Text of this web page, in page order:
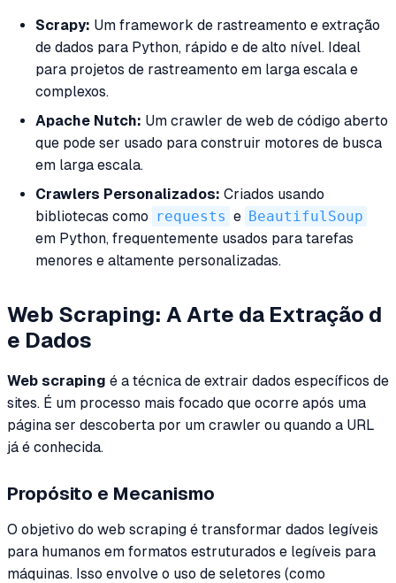
Scrapy: Um framework de rastreamento e extração
de dados para Python, rápido e de alto nível. Ideal
para projetos de rastreamento em larga escala e
complexos.
Apache Nutch: Um crawler de web de código aberto
que pode ser usado para construir motores de busca
em larga escala.
Crawlers Personalizados: Criados usando
bibliotecas como requests e BeautifulSoup
em Python, frequentemente usados para tarefas
menores e altamente personalizadas.
Web Scraping: A Arte da Extração d
e Dados
Web scraping é a técnica de extrair dados específicos de
sites. É um processo mais focado que ocorre após uma
página ser descoberta por um crawler ou quando a URL
já é conhecida.
Propósito e Mecanismo
O objetivo do web scraping é transformar dados legíveis
para humanos em formatos estruturados e legíveis para
máquinas. Isso envolve o uso de seletores (como